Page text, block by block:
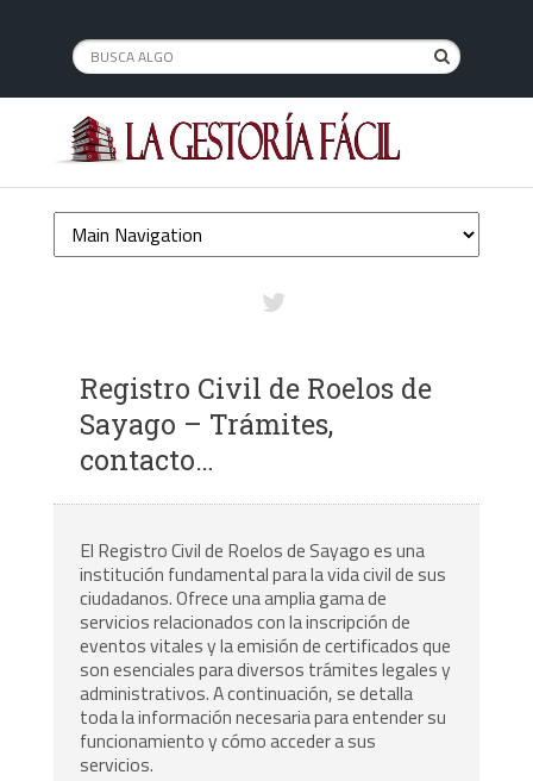
Registro Civil de Roelos de
Sayago – Trámites,
contacto…
El Registro Civil de Roelos de Sayago es una
institución fundamental para la vida civil de sus
ciudadanos. Ofrece una amplia gama de
servicios relacionados con la inscripción de
eventos vitales y la emisión de certificados que
son esenciales para diversos trámites legales y
administrativos. A continuación, se detalla
toda la información necesaria para entender su
funcionamiento y cómo acceder a sus
servicios.